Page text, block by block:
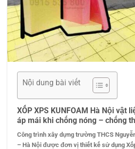
Nội dung bài viết
XỐP XPS KUNFOAM Hà Nội vật
áp mái khi chống nóng – chống
Công trình xây dựng trường THCS
– Hà Nội được đơn vị thiết kế sử dụng